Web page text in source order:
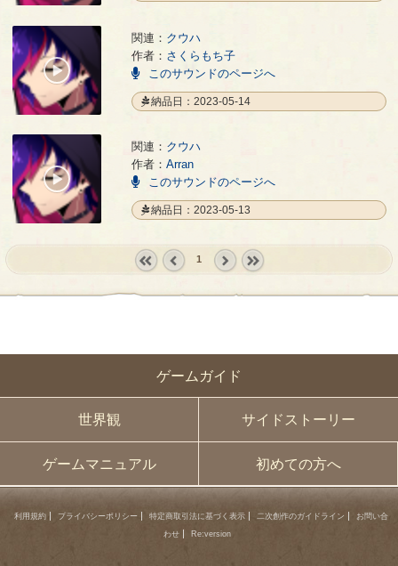
ゲームガイド
世界観 サイドストーリー
ゲームマニュアル 初めての方へ
Ghost family@Voice - さくらもち子
00:00
関連： クウハ
作者： さくらもち子
このサウンドのページへ
納品日：2023-05-14
Ghost family@Voice - Arran
00:00
関連： クウハ
作者： Arran
このサウンドのページへ
納品日：2023-05-13
prev
1
利用規約 プライバシーポリシー 特定商取引法に基づく表示 二次創作のガイドライン
お問い合
わせ
Re:version